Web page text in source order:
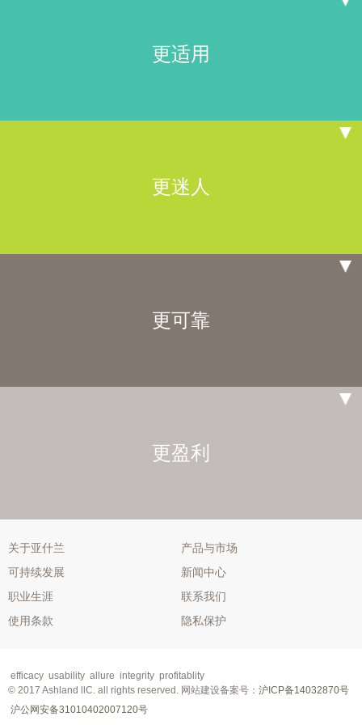
更适用
更迷人
更可靠
更盈利
关于亚什兰
产品与市场
可持续发展
新闻中心
职业生涯
联系我们
使用条款
隐私保护
efficacy usability allure integrity profitablity
© 2017 Ashland llC. all rights reserved. 网站建设备案号： 沪ICP备14032870号
沪公网安备31010402007120号